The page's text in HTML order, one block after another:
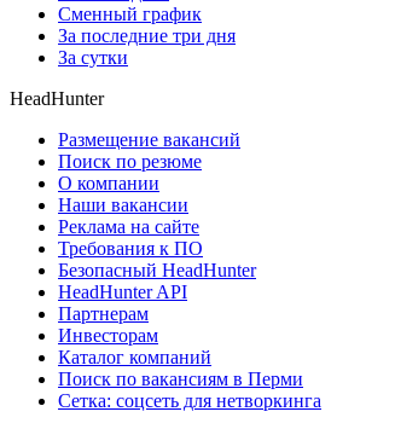
Сменный график
За последние три дня
За сутки
HeadHunter
Размещение вакансий
Поиск по резюме
О компании
Наши вакансии
Реклама на сайте
Требования к ПО
Безопасный HeadHunter
HeadHunter API
Партнерам
Инвесторам
Каталог компаний
Поиск по вакансиям в Перми
Сетка: соцсеть для нетворкинга